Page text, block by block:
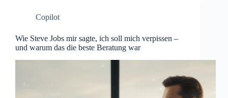
Copilot
Wie Steve Jobs mir sagte, ich soll mich verpissen –
und warum das die beste Beratung war